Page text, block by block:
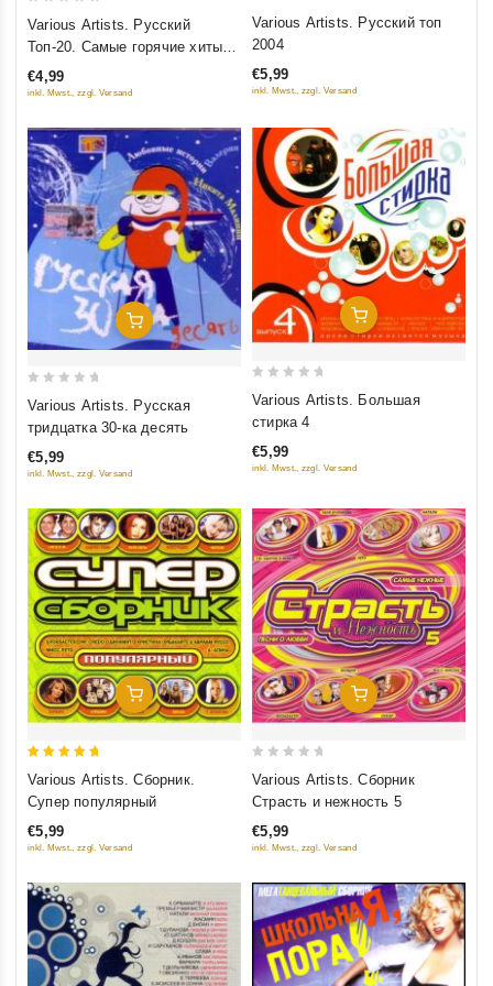
5
Various Artists. Русский
Топ-20. Самые горячие хиты
сезона
€4,99
inkl. Mwst., zzgl. Versand
5
Various Artists. Русский топ
2004
€5,99
inkl. Mwst., zzgl. Versand
Добавить В Корзину
5
Various Artists. Русская
тридцатка 30-ка десять
€5,99
inkl. Mwst., zzgl. Versand
Добавить В Корзину
5
Various Artists. Большая
стирка 4
€5,99
inkl. Mwst., zzgl. Versand
Добавить В Корзину
Various Artists. Сборник.
Супер популярный
€5,99
inkl. Mwst., zzgl. Versand
Добавить В Корзину
5
Various Artists. Сборник
Страсть и нежность 5
€5,99
inkl. Mwst., zzgl. Versand